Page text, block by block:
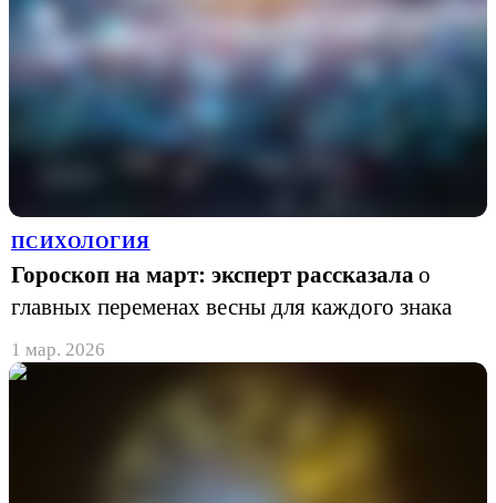
ПСИХОЛОГИЯ
Гороскоп на март: эксперт рассказала о
главных переменах весны для каждого знака
1 мар. 2026